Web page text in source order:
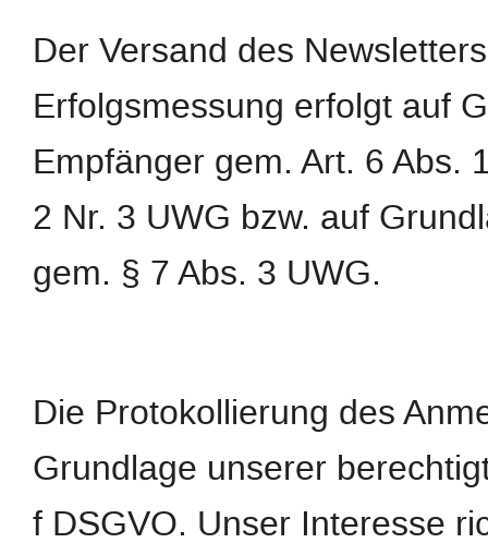
Der Versand des
Erfolgsmessung erfolgt auf
Empfänger gem. Art. 6 Abs.
2 Nr. 3 UWG bzw. auf
gem. § 7 Abs. 3 UWG.
Die Protokollierung des
Grundlage unserer
f DSGVO. Unser Interesse